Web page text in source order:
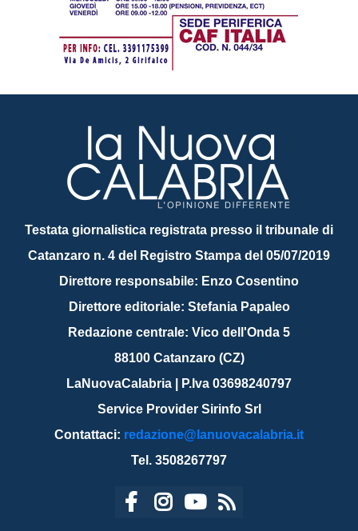
Testata giornalistica registrata presso il tribunale di
Catanzaro n. 4 del Registro Stampa del 05/07/2019
Direttore responsabile: Enzo Cosentino
Direttore editoriale: Stefania Papaleo
Redazione centrale: Vico dell'Onda 5
88100 Catanzaro (CZ)
LaNuovaCalabria | P.Iva 03698240797
Service Provider Sirinfo Srl
Contattaci: redazione@lanuovacalabria.it
Tel. 3508267797